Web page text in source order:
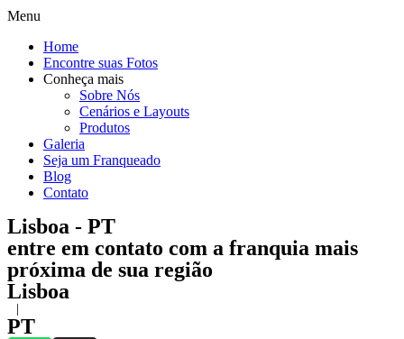
Menu
Home
Encontre suas Fotos
Conheça mais
Sobre Nós
Cenários e Layouts
Produtos
Galeria
Seja um Franqueado
Blog
Contato
Lisboa - PT
entre em contato com a franquia mais
próxima de sua região
Lisboa
|
PT